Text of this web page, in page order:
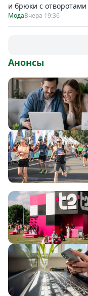
и брюки с отворотами
МодаВчера 19:36
Анонсы